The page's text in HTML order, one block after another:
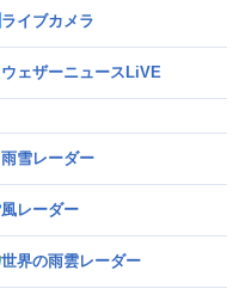
ライブカメラ
ウェザーニュースLiVE
雨雪レーダー
風レーダー
世界の雨雲レーダー